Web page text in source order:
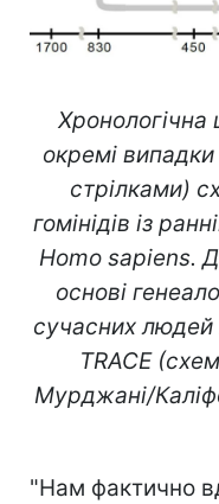
окремі
стрілками)
гомінідів із
Homo sapiens.
основі
сучасних людей
TRACE
Мурджані/
"Нам фактично